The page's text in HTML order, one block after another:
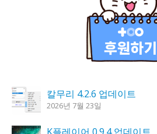
칼무리 4.2.6 업데이트
2026년 7월 23일